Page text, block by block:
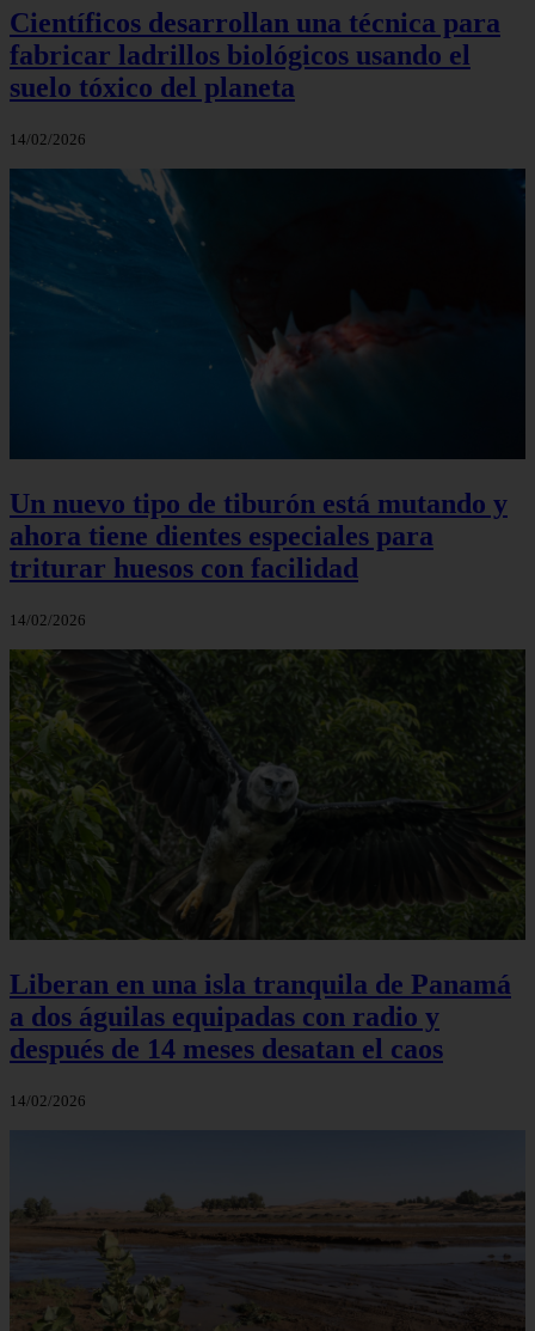
Científicos desarrollan una técnica para
fabricar ladrillos biológicos usando el
suelo tóxico del planeta
14/02/2026
Un nuevo tipo de tiburón está mutando y
ahora tiene dientes especiales para
triturar huesos con facilidad
14/02/2026
Liberan en una isla tranquila de Panamá
a dos águilas equipadas con radio y
después de 14 meses desatan el caos
14/02/2026